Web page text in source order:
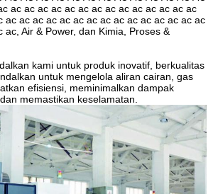
ac ac ac ac ac ac ac ac ac ac ac ac ac ac
ac ac ac ac ac ac ac ac ac ac ac ac ac ac ac
ac, Air & Power, dan Kimia, Proses &
kami untuk produk inovatif, berkualitas
untuk mengelola aliran cairan, gas
efisiensi, meminimalkan dampak
memastikan keselamatan.